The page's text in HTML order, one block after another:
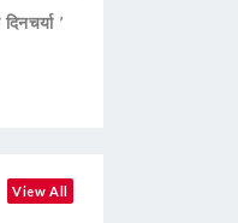
’
View All